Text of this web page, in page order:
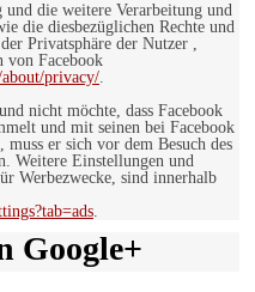
die weitere Verarbeitung und
die diesbezüglichen Rechte und
Privatsphäre der Nutzer ,
von Facebook
privacy/.
nicht möchte, dass Facebook
und mit seinen bei Facebook
er sich vor dem Besuch des
Weitere Einstellungen und
Werbezwecke, sind innerhalb
.
Google+